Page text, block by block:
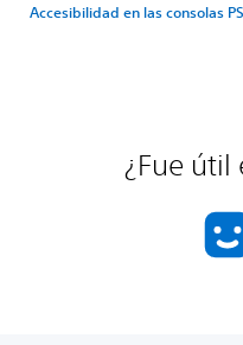
Accesibilidad en las consolas
¿Fue útil